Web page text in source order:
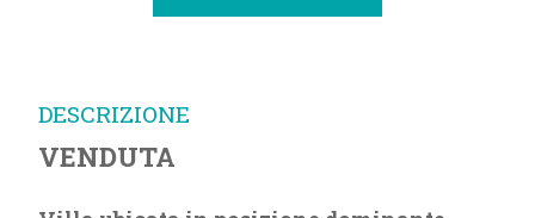
DESCRIZIONE
VENDUTA